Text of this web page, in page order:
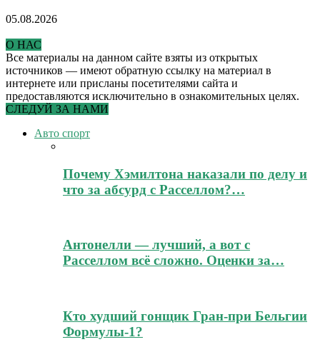
05.08.2026
О НАС
Все материалы на данном сайте взяты из открытых
источников — имеют обратную ссылку на материал в
интернете или присланы посетителями сайта и
предоставляются исключительно в ознакомительных целях.
СЛЕДУЙ ЗА НАМИ
Авто спорт
Почему Хэмилтона наказали по делу и
что за абсурд с Расселлом?…
Антонелли — лучший, а вот с
Расселлом всё сложно. Оценки за…
Кто худший гонщик Гран-при Бельгии
Формулы-1?